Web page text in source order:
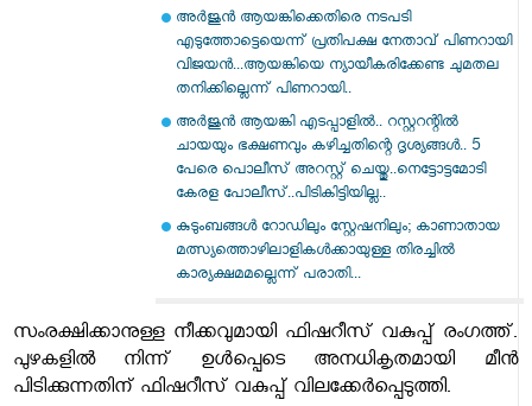
അർജുൻ ആയങ്കിക്കെതിരെ നടപടി
എടുത്തോട്ടെയെന്ന് പ്രതിപക്ഷ നേതാവ് പിണറായി
വിജയൻ...ആയങ്കിയെ ന്യായീകരിക്കേണ്ട ചുമതല
തനിക്കില്ലെന്ന് പിണറായി..
അർജുൻ ആയങ്കി എടപ്പാളിൽ.. റസ്റ്ററന്റിൽ
ചായയും ഭക്ഷണവും കഴിച്ചതിന്റെ ദൃശ്യങ്ങൾ.. 5
പേരെ പൊലീസ് അറസ്റ്റ് ചെയ്തു..നെട്ടോട്ടമോടി
കേരള പോലീസ്..പിടികിട്ടിയില്ല..
കുടുംബങ്ങൾ റോഡിലും സ്റ്റേഷനിലും; കാണാതായ
മത്സ്യത്തൊഴിലാളികൾക്കായുള്ള തിരച്ചിൽ
കാര്യക്ഷമമല്ലെന്ന് പരാതി...
സംരക്ഷിക്കാനുള്ള നീക്കവുമായി ഫിഷറീസ് വകുപ്പ് രംഗത്ത്.
പുഴകളില്‍ നിന്ന് ഉള്‍പ്പെടെ അനധികൃതമായി മീന്‍
പിടിക്കുന്നതിന് ഫിഷറീസ് വകുപ്പ് വിലക്കേര്‍പ്പെടുത്തി.